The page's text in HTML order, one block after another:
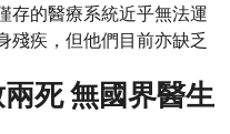
存的醫療系統近乎無法運
殘疾，但他們目前亦缺乏
死 無國界醫生